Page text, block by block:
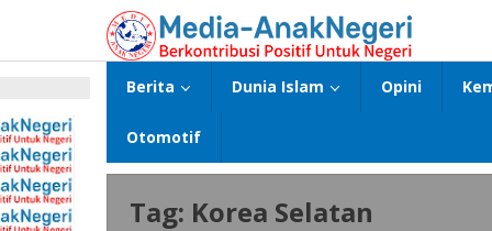
konten
Berita
Dunia Islam Opini
Otomotif
Tag: Korea Selatan